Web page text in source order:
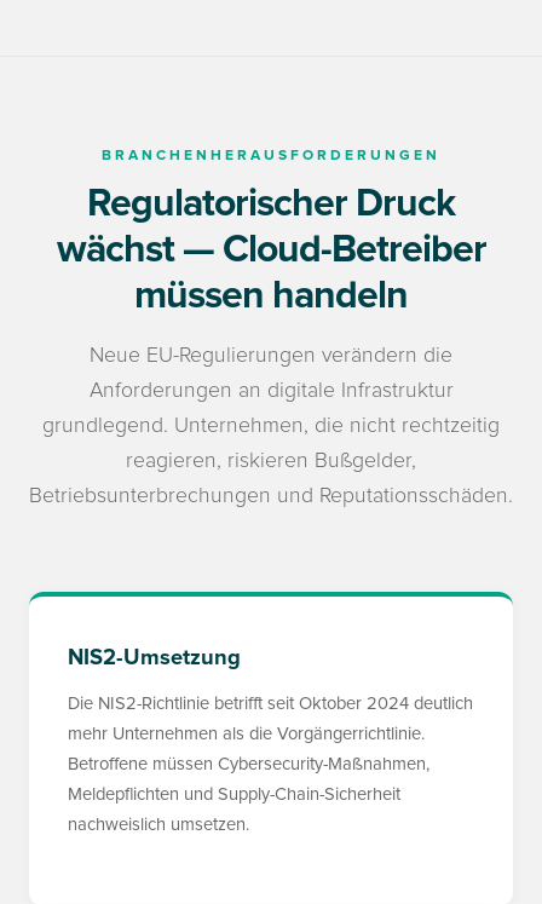
BRANCHENHERAUSFORDERUNGEN
Regulatorischer Druck
wächst — Cloud-Betreiber
müssen handeln
Neue EU-Regulierungen verändern die
Anforderungen an digitale Infrastruktur
grundlegend. Unternehmen, die nicht rechtzeitig
reagieren, riskieren Bußgelder,
Betriebsunterbrechungen und Reputationsschäden.
NIS2-Umsetzung
Die NIS2-Richtlinie betrifft seit Oktober 2024 deutlich
mehr Unternehmen als die Vorgängerrichtlinie.
Betroffene müssen Cybersecurity-Maßnahmen,
Meldepflichten und Supply-Chain-Sicherheit
nachweislich umsetzen.